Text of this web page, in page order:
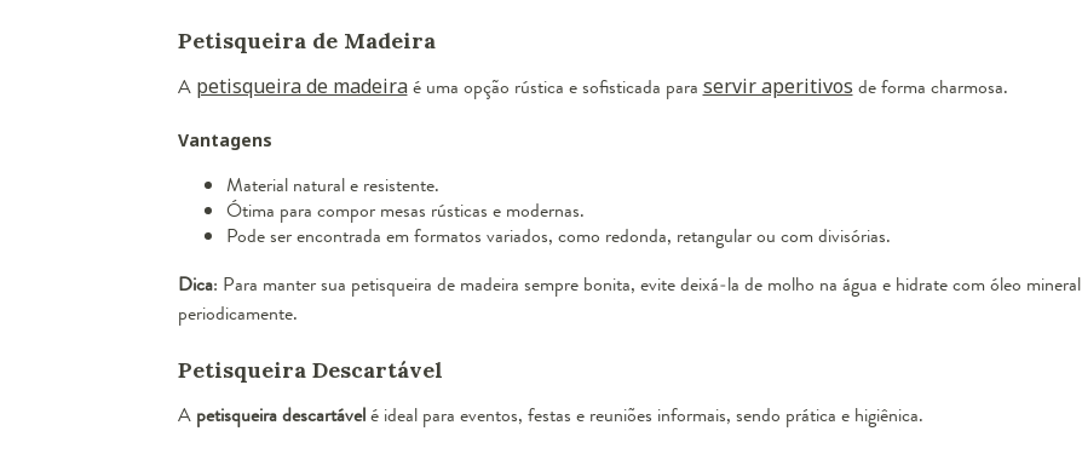
Petisqueira de Madeira
A petisqueira de madeiraé uma opção rústica e sofisticada para servir aperitivos de forma charmosa.
Vantagens
Material natural e resistente.
Ótima para compor mesas rústicas e modernas.
Pode ser encontrada em formatos variados, como redonda, retangular ou com divisórias.
Dica: Para manter sua petisqueira de madeira sempre bonita, evite deixá-la de molho na água e hidrate com óleo mineral
periodicamente.
Petisqueira Descartável
A petisqueira descartávelé ideal para eventos, festas e reuniões informais, sendo prática e higiênica.